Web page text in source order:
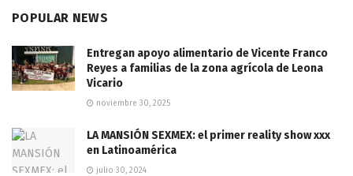
POPULAR NEWS
Entregan apoyo alimentario de Vicente Franco
Reyes a familias de la zona agrícola de Leona
Vicario
noviembre 30, 2025
LA MANSIÓN SEXMEX: el primer reality show xxx
en Latinoamérica
julio 30, 2024